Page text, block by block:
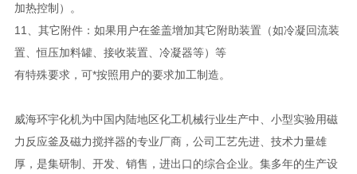
加热控制）。
11、其它附件：如果用户在釜盖增加其它附助装置（如冷凝回流装
置、恒压加料罐、接收装置、冷凝器等）等
有特殊要求，可*按照用户的要求加工制造。
威海环宇化机为中国内陆地区化工机械行业生产中、小型实验用磁
力反应釜及磁力搅拌器的专业厂商，公司工艺先进、技术力量雄
厚，是集研制、开发、销售，进出口的综合企业。集多年的生产设